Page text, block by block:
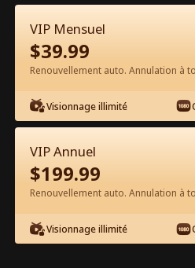
Épisode 53 - Boss de
Lycée Film complet
0-49 50-67
53
VIP Mensuel
$39.99
Renouvellement auto. Annulation à
Visionnage illimité
VIP Annuel
$199.99
Renouvellement auto. Annulation à
Visionnage illimité